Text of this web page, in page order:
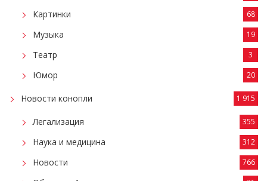
Картинки 68
Музыка 19
Театр 3
Юмор 20
Новости конопли 1 915
Легализация 355
Наука и медицина 312
Новости 766